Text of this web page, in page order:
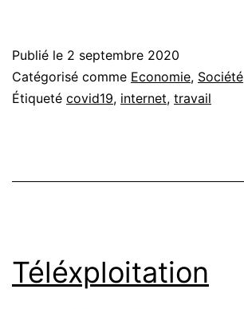
Publié le 2 septembre 2020
Catégorisé comme Economie, Société
Étiqueté covid19, internet, travail
Téléxploitation